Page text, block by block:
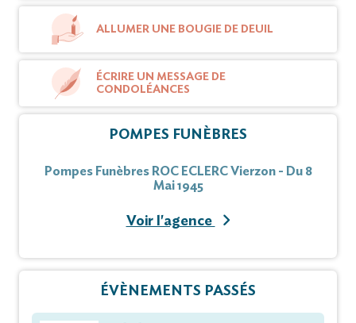
ALLUMER UNE BOUGIE DE DEUIL
ÉCRIRE UN MESSAGE DE
CONDOLÉANCES
POMPES FUNÈBRES
Pompes Funèbres ROC ECLERC Vierzon - Du 8
Mai 1945
Voir l'agence
ÉVÈNEMENTS PASSÉS